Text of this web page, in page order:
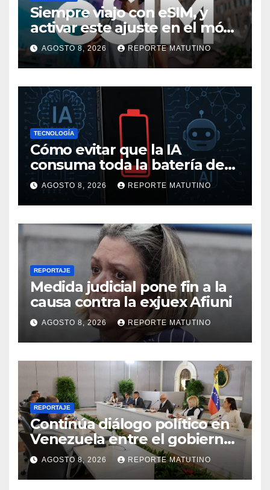
Siempre viajo con eSIM, y
activar este ajuste en el móvil
me ha salvado de pagar
mucho más en alguna
ocasión
AGOSTO 8, 2026 REPORTE MATUTINO
TECNOLOGÍA
Cómo evitar que la IA
consuma toda la batería de
tu móvil
AGOSTO 8, 2026 REPORTE MATUTINO
REPORTAJE
Medida judicial pone fin a la
causa contra la exjuex Afiuni
AGOSTO 8, 2026 REPORTE MATUTINO
REPORTAJE
Continúa diálogo político en
Venezuela entre el gobierno
y la oposición
AGOSTO 8, 2026 REPORTE MATUTINO